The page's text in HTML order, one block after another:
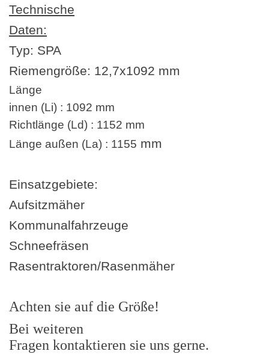
Technische
Daten:
Typ: SPA
Riemengröße: 12,7x1092 mm
Länge
innen (Li) : 1092 mm
Richtlänge (Ld) : 1152 mm
Länge außen (La) : 1155 mm
Einsatzgebiete:
Aufsitzmäher
Kommunalfahrzeuge
Schneefräsen
Rasentraktoren/Rasenmäher
Achten sie auf die Größe!
Bei weiteren
Fragen kontaktieren sie uns gerne.